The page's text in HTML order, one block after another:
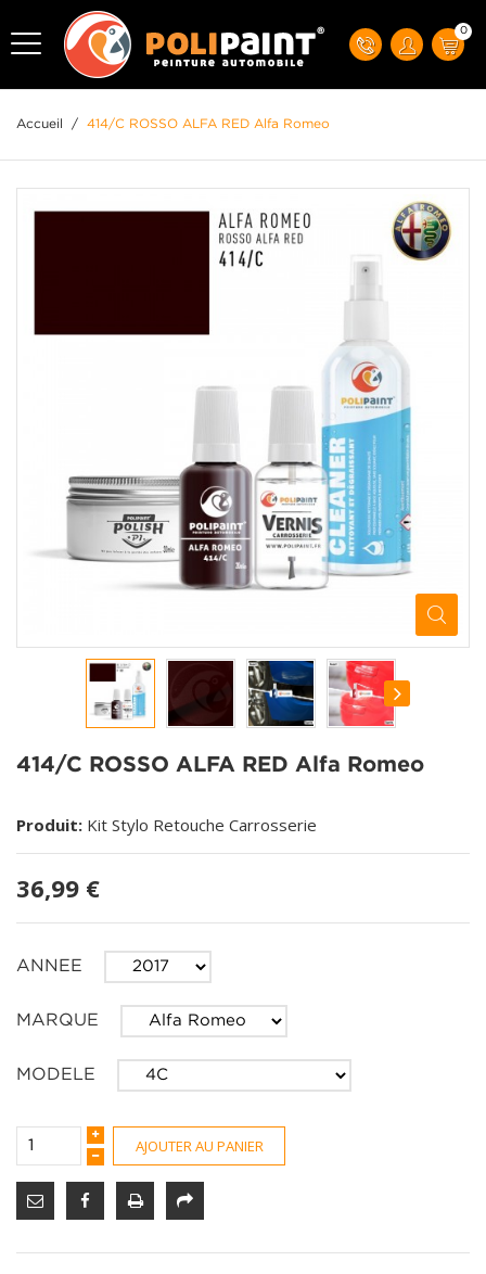
0
Accueil / 414/C ROSSO ALFA RED Alfa Romeo
414/C ROSSO ALFA RED Alfa Romeo
Produit: Kit Stylo Retouche Carrosserie
36,99 €
ANNEE
MARQUE
MODELE
AJOUTER AU PANIER